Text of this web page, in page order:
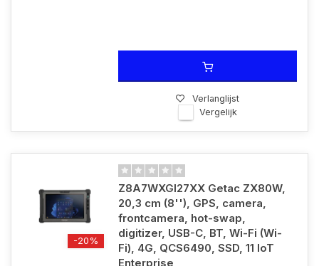
Verlanglijst
Vergelijk
-20%
Z8A7WXGI27XX Getac ZX80W,
20,3 cm (8''), GPS, camera,
frontcamera, hot-swap,
digitizer, USB-C, BT, Wi-Fi (Wi-
Fi), 4G, QCS6490, SSD, 11 IoT
Enterprise